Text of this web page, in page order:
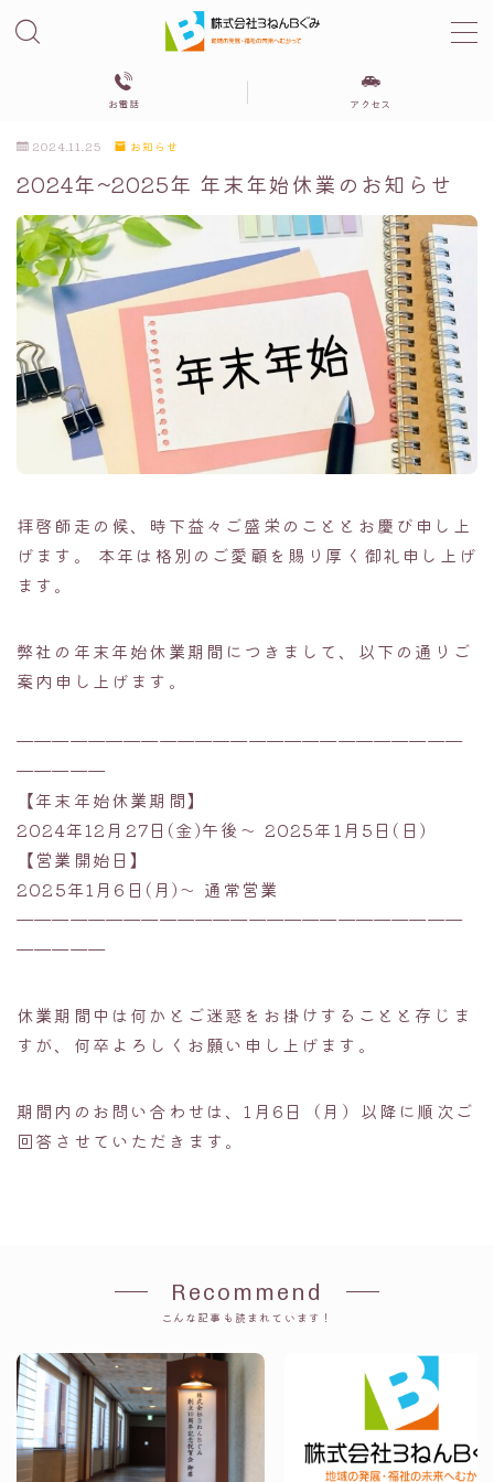
３びきの粉ぶた
グループホーム
自立サポートセンターみらい
居住支援法人さぽーとみらい
会社概要
お電話 アクセス
2024.11.25 お知らせ
2024年~2025年 年末年始休業のお知らせ
拝啓師走の候、時下益々ご盛栄のこととお慶び申し上
げます。 本年は格別のご愛顧を賜り厚く御礼申し上げ
ます。
弊社の年末年始休業期間につきまして、以下の通りご
案内申し上げます。
—————————————————————————
—————
【年末年始休業期間】
2024年12月27日(金)午後～ 2025年1月5日(日)
【営業開始日】
2025年1月6日(月)～ 通常営業
—————————————————————————
—————
休業期間中は何かとご迷惑をお掛けすることと存じま
すが、何卒よろしくお願い申し上げます。
期間内のお問い合わせは、1月6日（月）以降に順次ご
回答させていただきます。
Recommend
こんな記事も読まれています！